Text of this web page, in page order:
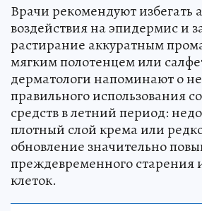
Врачи рекомендуют избегать
воздействия на эпидермис и
растирание аккуратным
мягким полотенцем или
дерматологи напоминают о
правильного использования
средств в летний период:
плотный слой крема или
обновление значительно
преждевременного старения
клеток.